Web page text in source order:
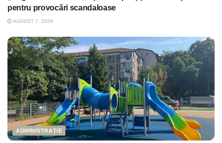
pentru provocări scandaloase
AUGUST 7, 2026
ADMINISTRAȚIE